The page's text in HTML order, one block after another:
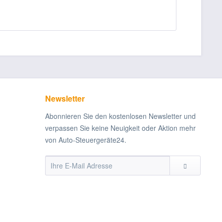
Newsletter
Abonnieren Sie den kostenlosen Newsletter und
verpassen Sie keine Neuigkeit oder Aktion mehr
von Auto-Steuergeräte24.